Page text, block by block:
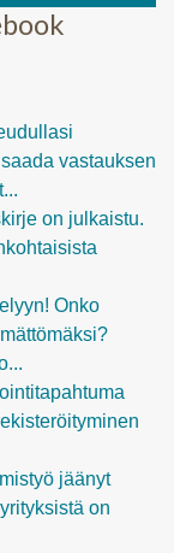
vastauksen
on julkaistu.
Onko
jäänyt
on